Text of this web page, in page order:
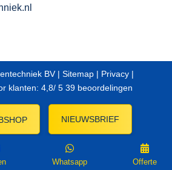
BV | Sitemap | Privacy |
klanten: 4,8/ 5 39 beoordelingen
NIEUWSBRIEF
Whatsapp Offerte